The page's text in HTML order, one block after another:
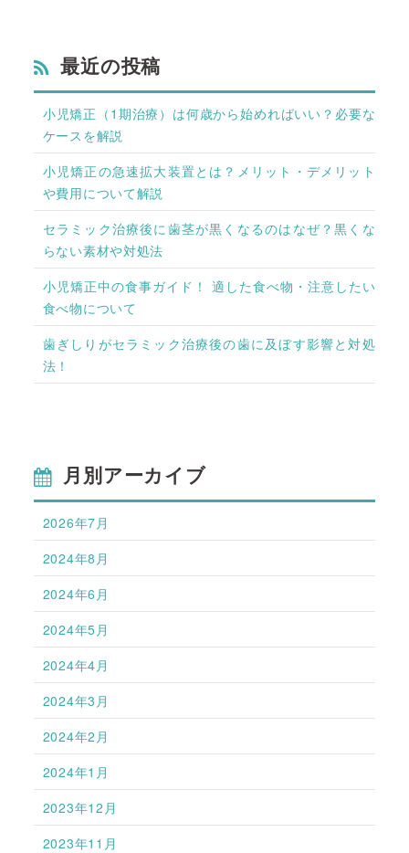
最近の投稿
小児矯正（1期治療）は何歳から始めればいい？必要な
ケースを解説
小児矯正の急速拡大装置とは？メリット・デメリット
や費用について解説
セラミック治療後に歯茎が黒くなるのはなぜ？黒くな
らない素材や対処法
小児矯正中の食事ガイド！ 適した食べ物・注意したい
食べ物について
歯ぎしりがセラミック治療後の歯に及ぼす影響と対処
法！
月別アーカイブ
2026年7月
2024年8月
2024年6月
2024年5月
2024年4月
2024年3月
2024年2月
2024年1月
2023年12月
2023年11月